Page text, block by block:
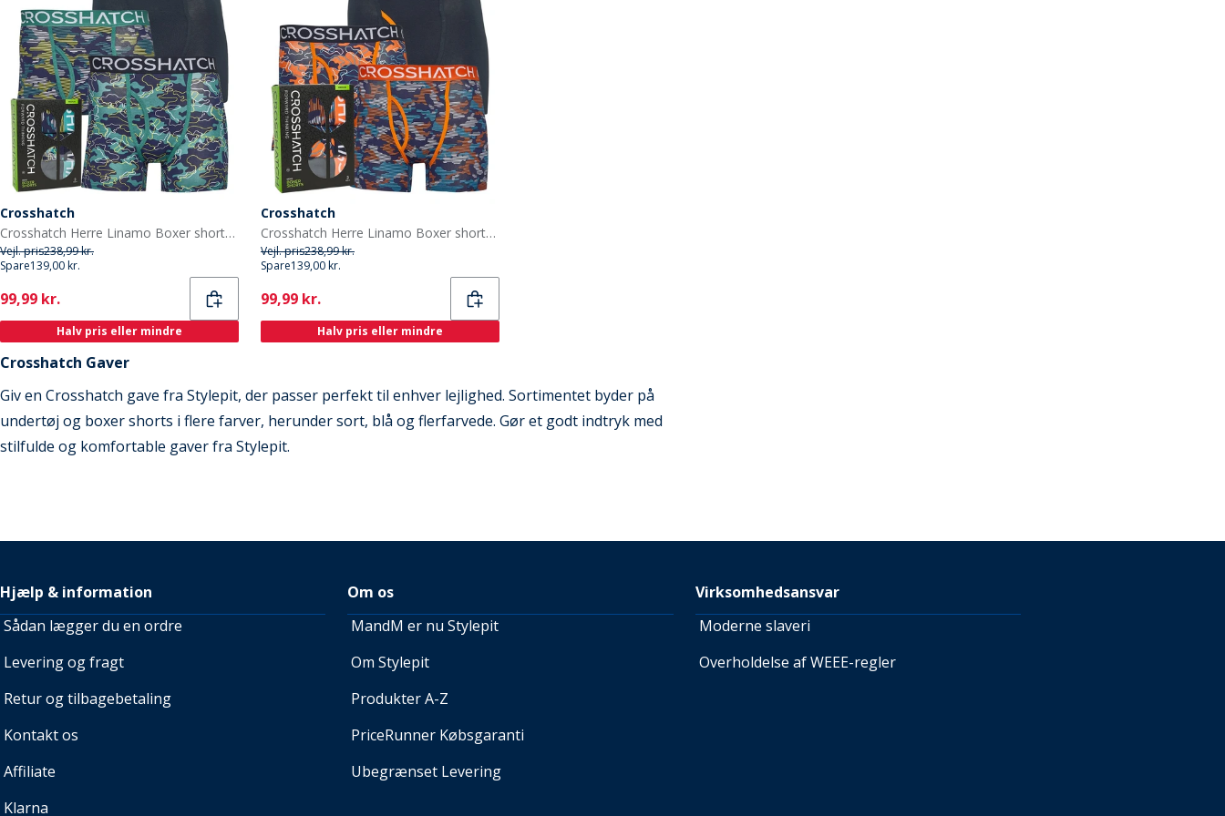
Crosshatch
Crosshatch Herre Linamo Boxer shorts Flerfarvet
Vejl. pris238,99 kr.
Spare139,00 kr.
Current
99,99 kr.
Halv pris eller mindre
Crosshatch
Crosshatch Herre Linamo Boxer shorts Flerfarvet
Vejl. pris238,99 kr.
Spare139,00 kr.
Current
99,99 kr.
Halv pris eller mindre
Crosshatch Gaver
Giv en Crosshatch gave fra Stylepit, der passer perfekt til enhver lejlighed. Sortimentet byder på
undertøj og boxer shorts i flere farver, herunder sort, blå og flerfarvede. Gør et godt indtryk med
stilfulde og komfortable gaver fra Stylepit.
Hjælp & information
Sådan lægger du en ordre
Levering og fragt
Retur og tilbagebetaling
Kontakt os
Affiliate
Klarna
Om os
MandM er nu Stylepit
Om Stylepit
Produkter A-Z
PriceRunner Købsgaranti
Ubegrænset Levering
Virksomhedsansvar
Moderne slaveri
Overholdelse af WEEE-regler